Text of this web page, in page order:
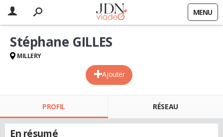
MENU
Ajouter
Stéphane GILLES
MILLERY
PROFIL RÉSEAU
En résumé